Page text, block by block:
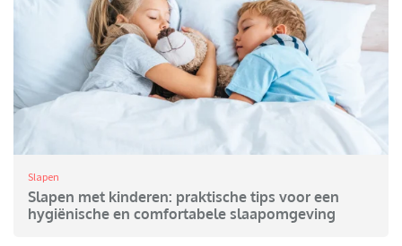
Slapen
Slapen met kinderen: praktische tips voor een
hygiënische en comfortabele slaapomgeving